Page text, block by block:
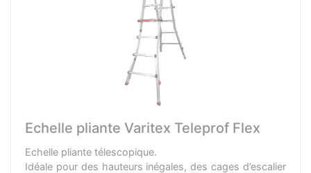
Echelle pliante Varitex Teleprof Flex
Echelle pliante télescopique.
Idéale pour des hauteurs inégales, des cages d’escalier